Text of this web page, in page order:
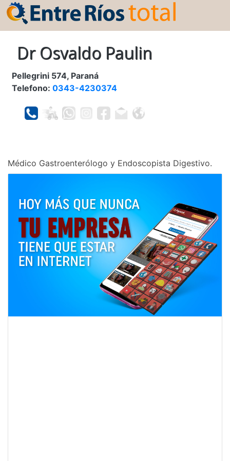
Dr Osvaldo Paulin
Pellegrini 574, Paraná
Telefono: 0343-4230374
Médico Gastroenterólogo y Endoscopista Digestivo.